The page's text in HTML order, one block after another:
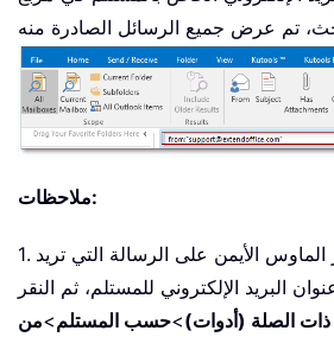
ملاحظات:
1. يمكنك أيضًا النقر بزر الماوس الأيمن على الرسالة التي تريد
البريد الإلكتروني للمستلم، ثم النقر
ذات الصلة (أدوات)>حسب المستلم>من